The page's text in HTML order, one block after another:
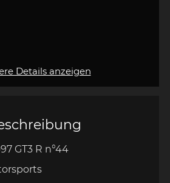
GT3 R n°44
Details anzeigen